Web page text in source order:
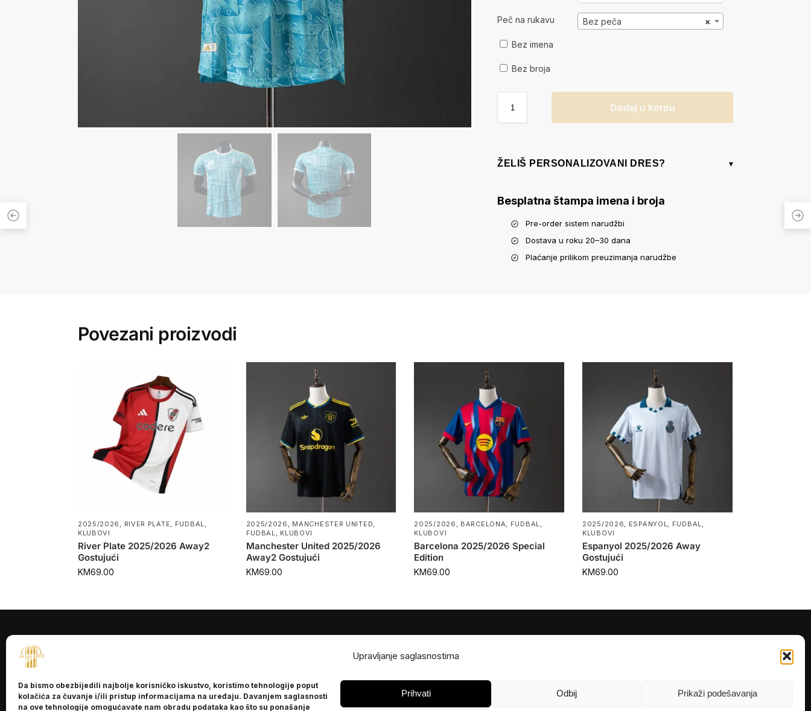
Upravljanje saglasnostima
Da bismo obezbijedili najbolje korisničko iskustvo, koristimo tehnologije poput
kolačića za čuvanje i/ili pristup informacijama na uređaju. Davanjem saglasnosti
na ove tehnologije omogućavate nam obradu podataka kao što su ponašanje
Prihvati Odbij Prikaži podešavanja
Peč na rukavu ×
Bez peča
Bez imena
Bez broja
Dodaj u korpu
ŽELIŠ PERSONALIZOVANI DRES? ▾
Besplatna štampa imena i broja
Pre-order sistem narudžbi
Dostava u roku 20–30 dana
Plaćanje prilikom preuzimanja narudžbe
Povezani proizvodi
2025/2026 RIVER PLATE FUDBAL
KLUBOVI
River Plate 2025/2026 Away2
Gostujući
KM69.00
2025/2026 MANCHESTER UNITED
FUDBAL
KLUBOVI
Manchester United 2025/2026
Away2 Gostujući
KM69.00
2025/2026 BARCELONA FUDBAL
KLUBOVI
Barcelona 2025/2026 Special
Edition
KM69.00
2025/2026 ESPANYOL FUDBAL
KLUBOVI
Espanyol 2025/2026 Away
Gostujući
KM69.00
Kontakt
POMOĆ
Politika privatnosti